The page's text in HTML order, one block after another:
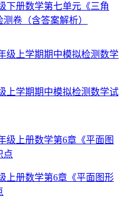
下册数学第七单元《三角
卷（含答案解析）
上学期期中模拟检测数学试
上册数学第6章《平面图形